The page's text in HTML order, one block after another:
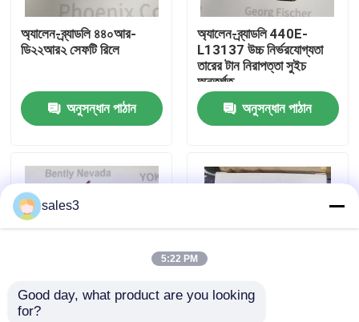
কারখানা পরিদর্শন
আমাদের সাথে যোগাযোগ
News
ALLEN BRADLEY পিএলসি পণ্য
PEPPERL FUCHS বিচ্ছিন্ন বাধা
অ্যালেন-ব্র্যাডলি ৪৪০আর-
ডি২২আর২ সেফটি রিলে
অনুসন্ধান পাঠান
অ্যালেন-ব্র্যাডলি 440E-
L13137 উচ্চ নির্ভরযোগ্যতা
তারের টান নিরাপত্তা সুইচ
অন্তর্গত
অনুসন্ধান পাঠান
অ্যালেন-ব্র্যাডলি ৫০৬৯-
sales3
5:22 PM
Good day, what product are you looking
for?